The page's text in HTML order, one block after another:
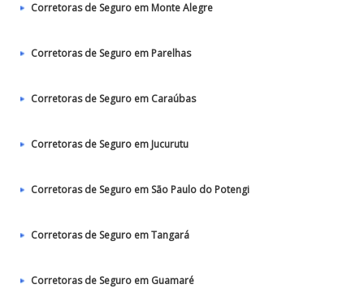
Corretoras de Seguro em Monte Alegre
Corretoras de Seguro em Parelhas
Corretoras de Seguro em Caraúbas
Corretoras de Seguro em Jucurutu
Corretoras de Seguro em São Paulo do Potengi
Corretoras de Seguro em Tangará
Corretoras de Seguro em Guamaré